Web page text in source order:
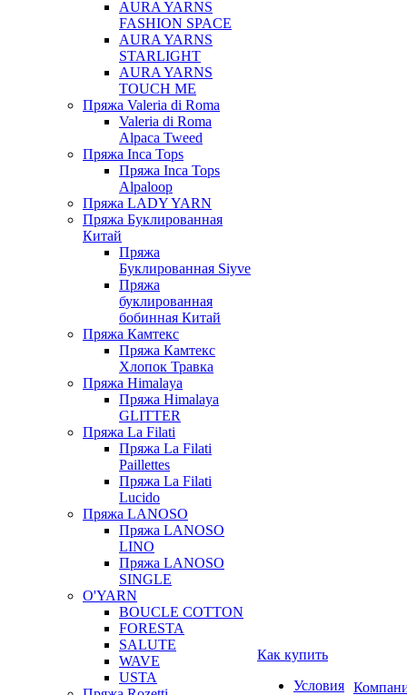
AURA YARNS
FASHION SPACE
AURA YARNS
STARLIGHT
AURA YARNS
TOUCH ME
Пряжа Valeria di Roma
Valeria di Roma
Alpaca Tweed
Пряжа Inca Tops
Пряжа Inca Tops
Alpaloop
Пряжа LADY YARN
Пряжа Буклированная
Китай
Пряжа
Буклированная Siyve
Пряжа
буклированная
бобинная Китай
Пряжа Камтекс
Пряжа Камтекс
Хлопок Травка
Пряжа Himalaya
Пряжа Himalaya
GLITTER
Пряжа La Filati
Пряжа La Filati
Paillettes
Пряжа La Filati
Lucido
Пряжа LANOSO
Пряжа LANOSO
LINO
Пряжа LANOSO
SINGLE
O'YARN
BOUCLE COTTON
FORESTA
SALUTE
WAVE
USTA
Как купить
Условия